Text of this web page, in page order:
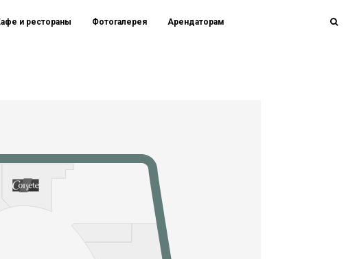
и рестораны Фотогалерея Арендаторам